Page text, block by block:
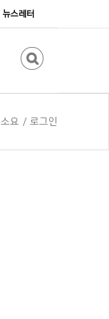
뉴스레터
소요 / 로그인